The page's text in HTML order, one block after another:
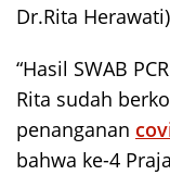
Dr.Rita
“Hasil SWAB
Rita sudah
penanganan
bahwa ke-4